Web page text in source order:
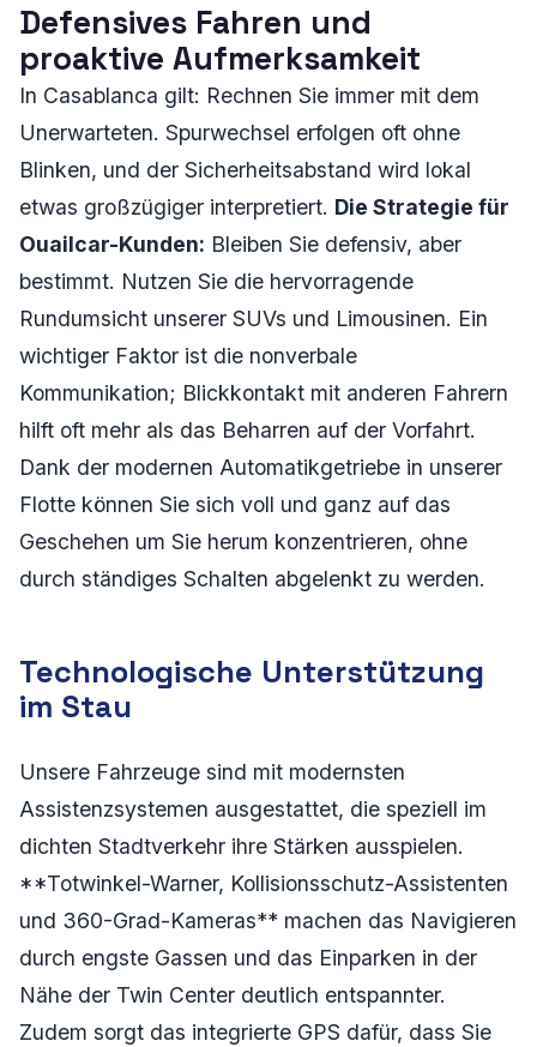
Defensives Fahren und
proaktive Aufmerksamkeit
In Casablanca gilt: Rechnen Sie immer mit dem
Unerwarteten. Spurwechsel erfolgen oft ohne
Blinken, und der Sicherheitsabstand wird lokal
etwas großzügiger interpretiert. Die Strategie für
Ouailcar-Kunden: Bleiben Sie defensiv, aber
bestimmt. Nutzen Sie die hervorragende
Rundumsicht unserer SUVs und Limousinen. Ein
wichtiger Faktor ist die nonverbale
Kommunikation; Blickkontakt mit anderen Fahrern
hilft oft mehr als das Beharren auf der Vorfahrt.
Dank der modernen Automatikgetriebe in unserer
Flotte können Sie sich voll und ganz auf das
Geschehen um Sie herum konzentrieren, ohne
durch ständiges Schalten abgelenkt zu werden.
Technologische Unterstützung
im Stau
Unsere Fahrzeuge sind mit modernsten
Assistenzsystemen ausgestattet, die speziell im
dichten Stadtverkehr ihre Stärken ausspielen.
**Totwinkel-Warner, Kollisionsschutz-Assistenten
und 360-Grad-Kameras** machen das Navigieren
durch engste Gassen und das Einparken in der
Nähe der Twin Center deutlich entspannter.
Zudem sorgt das integrierte GPS dafür, dass Sie